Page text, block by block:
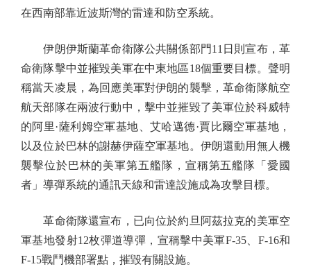
在西南部靠近波斯灣的雷達和防空系統。
伊朗伊斯蘭革命衛隊公共關係部門11日則宣布，革
命衛隊擊中並摧毀美軍在中東地區18個重要目標。聲明
稱當天凌晨，為回應美軍對伊朗的襲擊，革命衛隊航空
航天部隊在兩波行動中，擊中並摧毀了美軍位於科威特
的阿里·薩利姆空軍基地、艾哈邁德·賈比爾空軍基地，
以及位於巴林的謝赫伊薩空軍基地。伊朗還動用無人機
襲擊位於巴林的美軍第五艦隊，宣稱第五艦隊「愛國
者」導彈系統的通訊天線和雷達設施成為攻擊目標。
革命衛隊還宣布，已向位於約旦阿茲拉克的美軍空
軍基地發射12枚彈道導彈，宣稱擊中美軍F-35、F-16和
F-15戰鬥機部署點，摧毀有關設施。